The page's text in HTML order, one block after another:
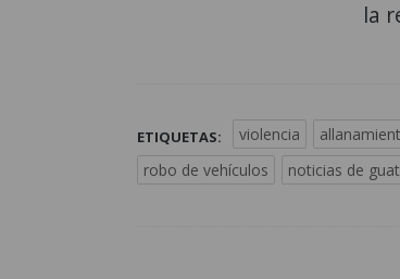
la
ETIQUETAS: violencia
robo de vehículos
noticias de